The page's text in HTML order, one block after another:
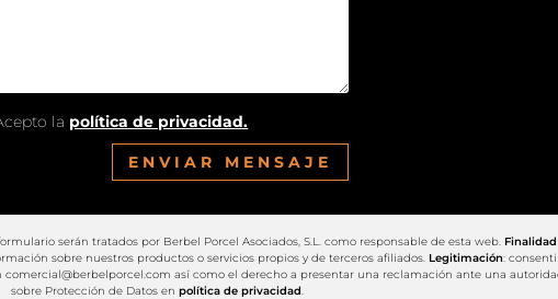
la política de privacidad.
ENVIAR MENSAJE
serán tratados por Berbel Porcel Asociados, S.L. como responsable de esta web.
sobre nuestros productos o servicios propios y de terceros afiliados. Legitimación:
así como el derecho a presentar una reclamación ante una
sobre Protección de Datos enpolítica de privacidad.